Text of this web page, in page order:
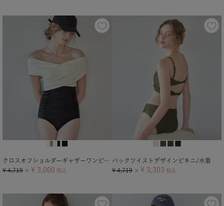
クロスオフショルダーギャザーワンピース/水着
¥ 4,719 ＞ ¥ 3,000 税込
バックツイストデザインビキニ/水着
¥ 4,719 ＞ ¥ 3,303 税込